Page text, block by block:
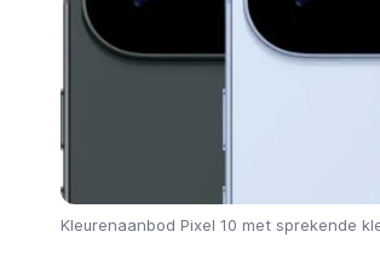
Kleurenaanbod Pixel 10 met sprekende